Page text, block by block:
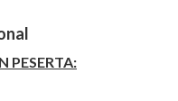
PESERTA: